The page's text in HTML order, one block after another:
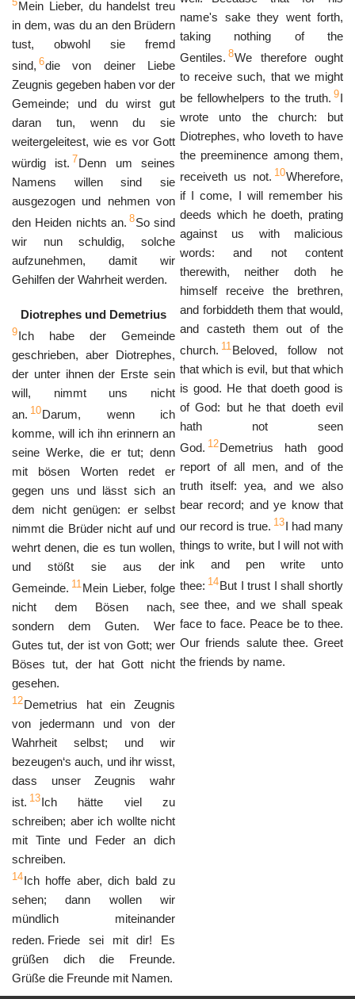
Mein Lieber, du handelst treu
in dem, was du an den Brüdern
tust, obwohl sie fremd
sind, 6die von deiner Liebe
Zeugnis gegeben haben vor der
Gemeinde; und du wirst gut
daran tun, wenn du sie
weitergeleitest, wie es vor Gott
würdig ist. 7Denn um seines
Namens willen sind sie
ausgezogen und nehmen von
den Heiden nichts an. 8So sind
wir nun schuldig, solche
aufzunehmen, damit wir
Gehilfen der Wahrheit werden.
Diotrephes und Demetrius
9Ich habe der Gemeinde
geschrieben, aber Diotrephes,
der unter ihnen der Erste sein
will, nimmt uns nicht
an. 10Darum, wenn ich
komme, will ich ihn erinnern an
seine Werke, die er tut; denn
mit bösen Worten redet er
gegen uns und lässt sich an
dem nicht genügen: er selbst
nimmt die Brüder nicht auf und
wehrt denen, die es tun wollen,
und stößt sie aus der
Gemeinde. 11Mein Lieber, folge
nicht dem Bösen nach,
sondern dem Guten. Wer
Gutes tut, der ist von Gott; wer
Böses tut, der hat Gott nicht
gesehen.
12Demetrius hat ein Zeugnis
von jedermann und von der
Wahrheit selbst; und wir
bezeugen‘s auch, und ihr wisst,
dass unser Zeugnis wahr
ist. 13Ich hätte viel zu
schreiben; aber ich wollte nicht
mit Tinte und Feder an dich
schreiben.
14Ich hoffe aber, dich bald zu
sehen; dann wollen wir
mündlich miteinander
reden. Friede sei mit dir! Es
grüßen dich die Freunde.
Grüße die Freunde mit Namen.
name's sake they went forth,
taking nothing of the
Gentiles. 8We therefore ought
to receive such, that we might
be fellowhelpers to the truth. 9I
wrote unto the church: but
Diotrephes, who loveth to have
the preeminence among them,
receiveth us not. 10Wherefore,
if I come, I will remember his
deeds which he doeth, prating
against us with malicious
words: and not content
therewith, neither doth he
himself receive the brethren,
and forbiddeth them that would,
and casteth them out of the
church. 11Beloved, follow not
that which is evil, but that which
is good. He that doeth good is
of God: but he that doeth evil
hath not seen
God. 12Demetrius hath good
report of all men, and of the
truth itself: yea, and we also
bear record; and ye know that
our record is true. 13I had many
things to write, but I will not with
ink and pen write unto
thee: 14But I trust I shall shortly
see thee, and we shall speak
face to face. Peace be to thee.
Our friends salute thee. Greet
the friends by name.